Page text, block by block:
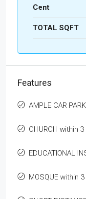
Cent
TOTAL SQFT
Features
AMPLE CAR
CHURCH within 3
EDUCATIONAL
MOSQUE within